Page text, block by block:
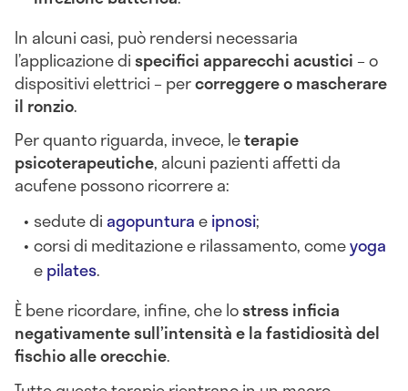
In alcuni casi, può rendersi necessaria
l’applicazione dispecifici apparecchi acustici – o
dispositivi elettrici – percorreggere o mascherare
il ronzio.
Per quanto riguarda, invece, leterapie
psicoterapeutiche, alcuni pazienti affetti da
acufene possono ricorrere a:
sedute di agopunturaeipnosi;
corsi di meditazione e rilassamento, comeyoga
epilates.
È bene ricordare, infine, che lostress inficia
negativamente sull’intensità e la fastidiosità del
fischio alle orecchie.